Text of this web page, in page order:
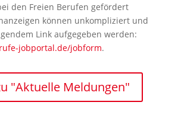
den Freien Berufen gefördert
können unkompliziert und
Link aufgegeben werden:
jobportal.de/jobform.
"Aktuelle Meldungen"